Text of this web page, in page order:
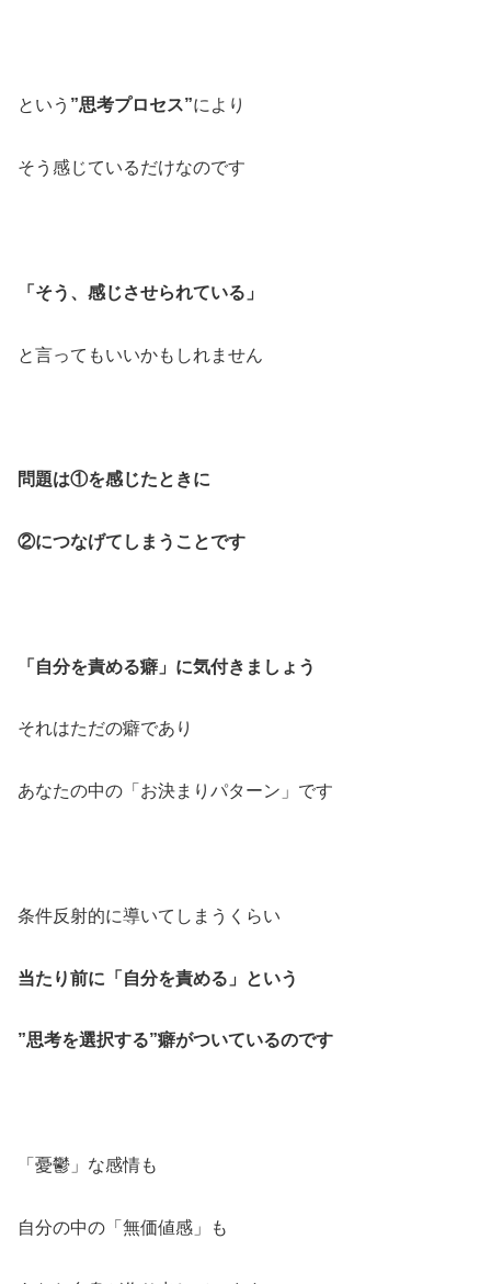
という ”思考プロセス”により
そう感じているだけなのです
「そう、感じさせられている」
と言ってもいいかもしれません
問題は①を感じたときに
②につなげてしまうことです
「自分を責める癖」に気付きましょう
それはただの癖であり
あなたの中の「お決まりパターン」です
条件反射的に導いてしまうくらい
当たり前に「自分を責める」という
”思考を選択する”癖がついているのです
「憂鬱」な感情も
自分の中の「無価値感」も